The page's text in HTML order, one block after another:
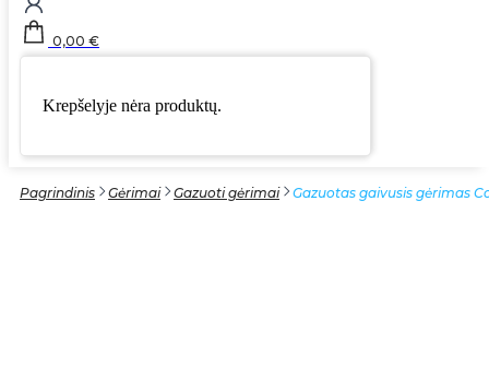
0,00 €
Krepšelyje nėra produktų.
Pagrindinis Gėrimai Gazuoti gėrimai Gazuotas gaivusis gėrimas